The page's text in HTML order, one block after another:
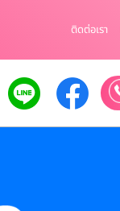
ติดต่อเรา